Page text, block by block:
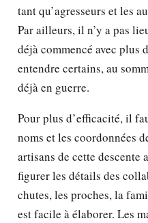
tant qu’agresseurs et les
Par ailleurs, il n’y a pas
déjà commencé avec plus
entendre certains, au
déjà en guerre.
Pour plus d’efficacité, il
noms et les coordonnées
artisans de cette descente
figurer les détails des
chutes, les proches, la
est facile à élaborer. Les